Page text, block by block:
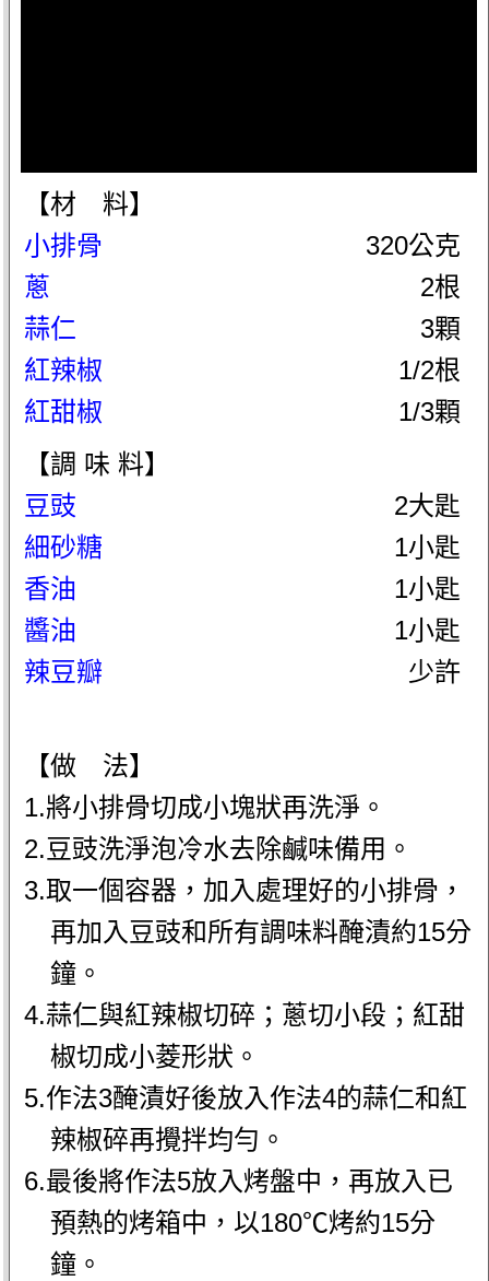
【材 料】
小排骨
320公克
蔥
2根
蒜仁
3顆
紅辣椒
1/2根
紅甜椒
1/3顆
【調 味 料】
豆豉
2大匙
細砂糖
1小匙
香油
1小匙
醬油
1小匙
辣豆瓣
少許
【做 法】
1.將小排骨切成小塊狀再洗淨。
2.豆豉洗淨泡冷水去除鹹味備用。
3.取一個容器，加入處理好的小排骨，
再加入豆豉和所有調味料醃漬約15分
鐘。
4.蒜仁與紅辣椒切碎；蔥切小段；紅甜
椒切成小菱形狀。
5.作法3醃漬好後放入作法4的蒜仁和紅
辣椒碎再攪拌均勻。
6.最後將作法5放入烤盤中，再放入已
預熱的烤箱中，以180℃烤約15分
鐘。